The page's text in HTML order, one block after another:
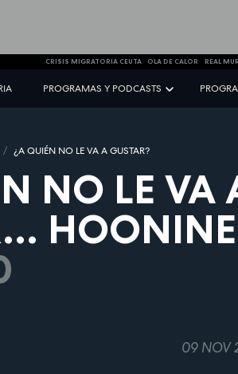
CRISIS MIGRATORIA CEUTA OLA DE CALOR REAL
PROGRAMAS Y PODCASTS
¿A QUIÉN NO LE VA A GUSTAR?
NO LE VA
09 NOV